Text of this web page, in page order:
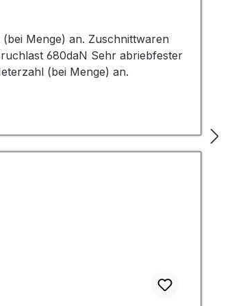
Menge) an. Zuschnittwaren
680daN Sehr abriebfester
(bei Menge) an.